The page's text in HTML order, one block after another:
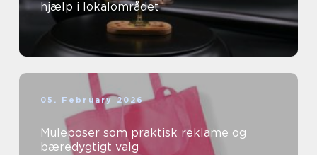
hjælp i lokalområdet
05. February 2026
Muleposer som praktisk reklame og
bæredygtigt valg